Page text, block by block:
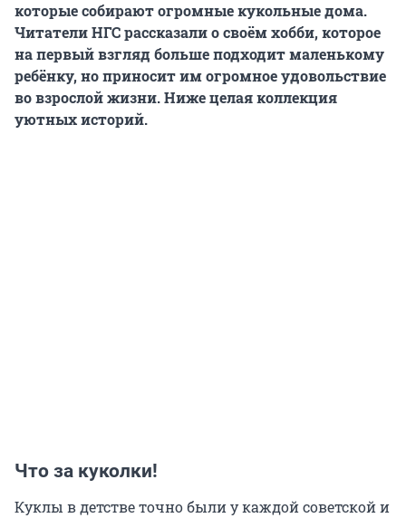
которые собирают огромные кукольные дома.
Читатели НГС рассказали о своём хобби, которое
на первый взгляд больше подходит маленькому
ребёнку, но приносит им огромное удовольствие
во взрослой жизни. Ниже целая коллекция
уютных историй.
Что за куколки!
Куклы в детстве точно были у каждой советской и